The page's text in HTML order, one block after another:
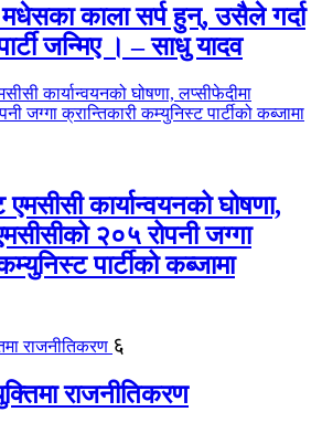
काला सर्प हुन्, उसैले गर्दा
जन्मिए । – साधु यादव
एमसीसी कार्यान्वयनको घोषणा,
२०५ रोपनी जग्गा
पार्टीको कब्जामा
६
राजनीतिकरण